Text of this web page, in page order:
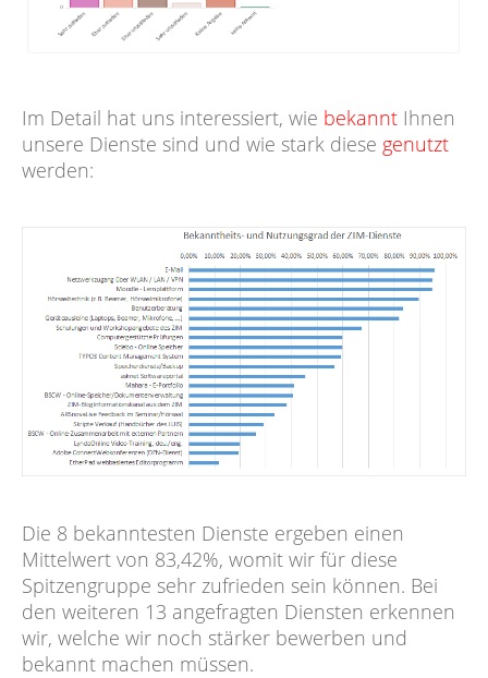
Im Detail hat uns interessiert, wie bekannt Ihnen
unsere Dienste sind und wie stark diese genutzt
werden:
Die 8 bekanntesten Dienste ergeben einen
Mittelwert von 83,42%, womit wir für diese
Spitzengruppe sehr zufrieden sein können. Bei
den weiteren 13 angefragten Diensten erkennen
wir, welche wir noch stärker bewerben und
bekannt machen müssen.